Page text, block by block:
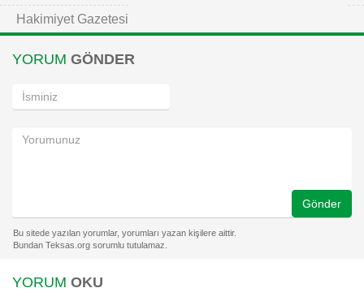
Hakimiyet Gazetesi
YORUM GÖNDER
Gönder
YORUM OKU